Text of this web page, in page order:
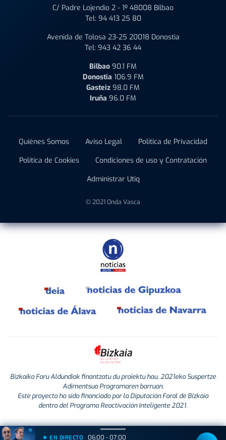
C/ Padre Lojendio 2 - 1º 48008 Bilbao
Tel: 94 413 25 80
Avenida de Tolosa 23-25 20018 Donostia
Tel: 943 42 36 44
Bilbao 90.1 FM
Donostia 106.9 FM
Gasteiz 98.0 FM
Iruña 96.0 FM
Quiénes Somos Aviso Legal
Política de Privacidad
Política de Cookies
Condiciones de uso y Contratación
Administrar Utiq
© 2021 Onda Vasca
Bizkaiko Foru Aldundiak finantzatu du proiektu hau, 2021eko Suspertze
Adimentsua Programaren barruan.
Este proyecto ha sido financiado por la Diputación Foral de Bizkaia
dentro del Programa Reactivación Inteligente 2021.
EN DIRECTO 06:00 - 07:00